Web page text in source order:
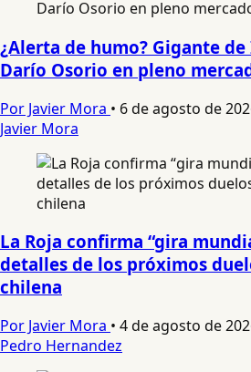
¿Alerta de humo? Gigante
Darío Osorio en pleno
Por Javier Mora • 6 de agosto de
Javier Mora
La Roja confirma “gira
detalles de los próximos
chilena
Por Javier Mora • 4 de agosto de
Pedro Hernandez